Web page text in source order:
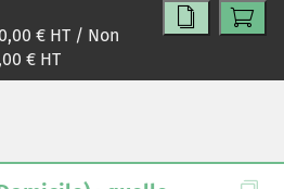
compétences. En effet, Hasbro
multiples marques et licences
dont elles sont le pivot.
le cas met en évidence les
€ HT / Non
€ HT